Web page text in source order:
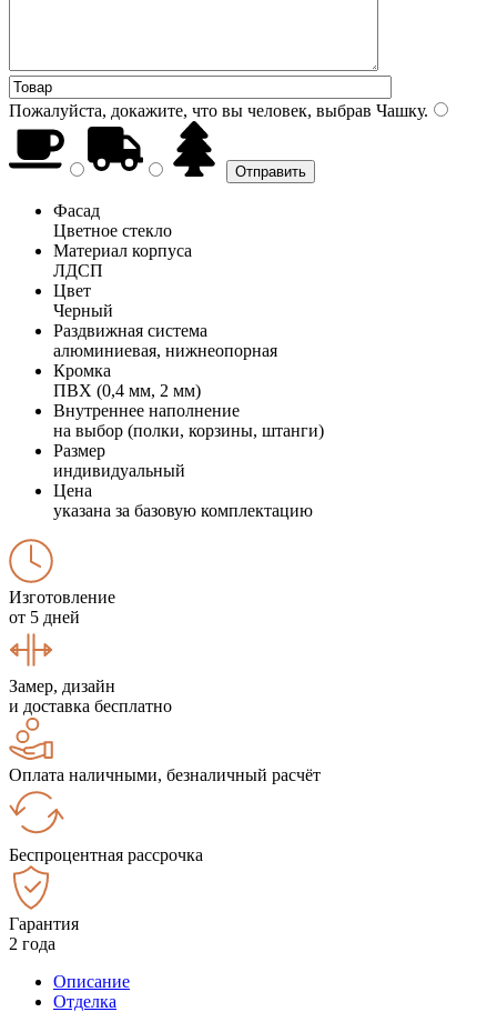
Пожалуйста, докажите, что вы человек, выбрав Чашку.
Фасад
Цветное стекло
Материал корпуса
ЛДСП
Цвет
Черный
Раздвижная система
алюминиевая, нижнеопорная
Кромка
ПВХ (0,4 мм, 2 мм)
Внутреннее наполнение
на выбор (полки, корзины, штанги)
Размер
индивидуальный
Цена
указана за базовую комплектацию
Изготовление
от 5 дней
Замер, дизайн
и доставка бесплатно
Оплата наличными, безналичный расчёт
Беспроцентная рассрочка
Гарантия
2 года
Описание
Отделка